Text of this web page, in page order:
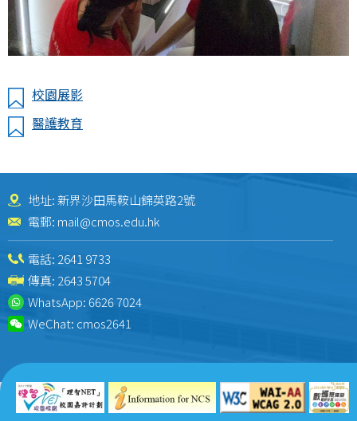
校園展影
醫護教育
地址: 新界沙田馬鞍山錦英路2號
電郵: mail@cmos.edu.hk
電話: 2641 9733
傳真: 2643 5704
WhatsApp:6626 7024
WeChat: cmos2641